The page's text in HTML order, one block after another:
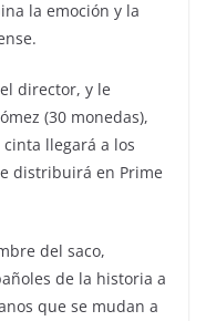
la emoción y la
director, y le
(30 monedas),
llegará a los
distribuirá en Prime
del saco,
de la historia a
que se mudan a